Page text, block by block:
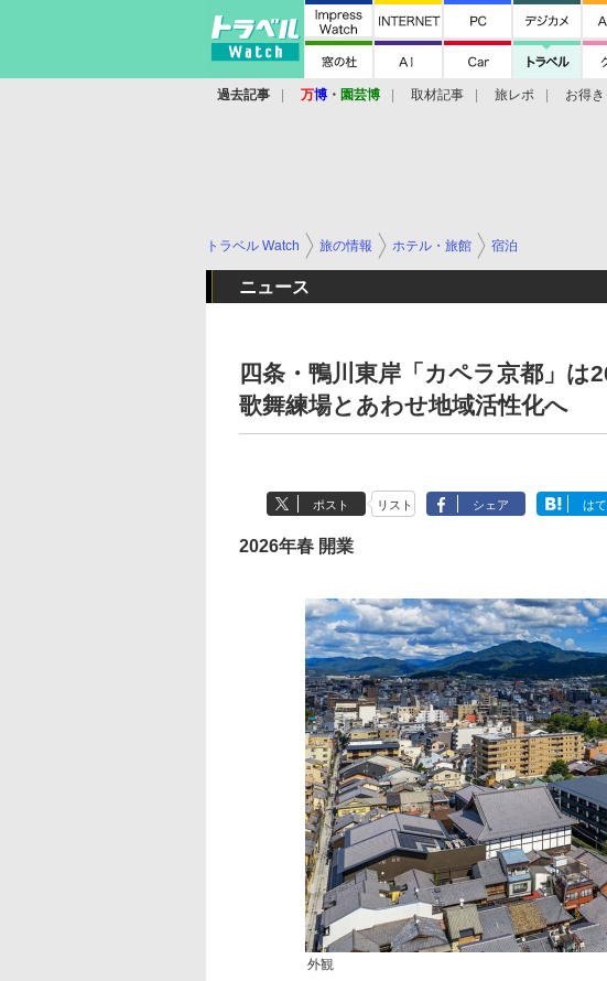
過去記事 万博 ・ 園芸博 取材記事 旅レポ お得
トラベル Watch 旅の情報 ホテル・旅館 宿泊
ニュース
四条・鴨川東岸「カペラ京都」は
歌舞練場とあわせ地域活性化へ
ポスト リスト シェア は
2026年春 開業
外観